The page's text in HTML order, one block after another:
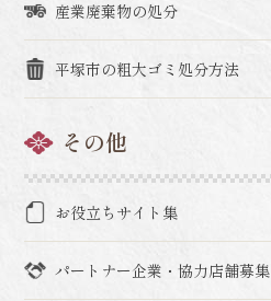
産業廃棄物の処分
平塚市の粗大ゴミ処分方法
その他
お役立ちサイト集
パートナー企業・協力店舗募集